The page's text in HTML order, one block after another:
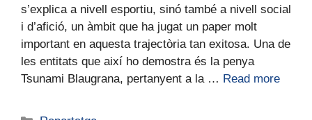
s’explica a nivell esportiu, sinó també a nivell social
i d’afició, un àmbit que ha jugat un paper molt
important en aquesta trajectòria tan exitosa. Una de
les entitats que així ho demostra és la penya
Tsunami Blaugrana, pertanyent a la … Read more